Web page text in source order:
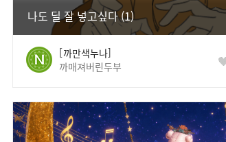
나도 딜 잘 넣고싶다 1
까만색누나
까매져버린두부